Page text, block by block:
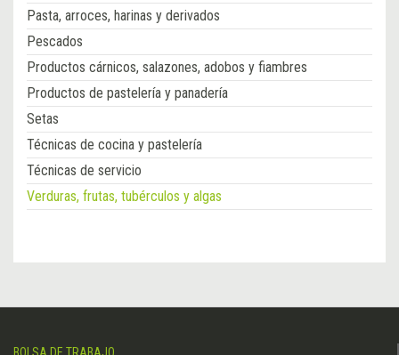
Pasta, arroces, harinas y derivados
Pescados
Productos cárnicos, salazones, adobos y fiambres
Productos de pastelería y panadería
Setas
Técnicas de cocina y pastelería
Técnicas de servicio
Verduras, frutas, tubérculos y algas